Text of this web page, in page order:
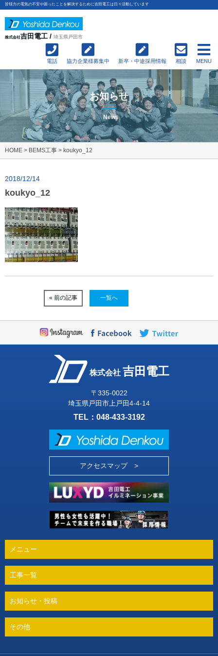
皆様方の電気の不安や困ったことを解決するために吉田電工は日々活動しています
株式会社吉田電工 / 埼玉県戸田市
電話 協力企業様募集中 新卒・中途採用情報 相談 MENU
お知らせ
News
HOME > BEMS工事 > koukyo_12
2018/12/14
koukyo_12
« 前の記事 一覧へ
株式会社 吉田電工
〒335-0022
埼玉県戸田市上戸田4-4-14
TEL： 048-433-3192
アクセスマップ >
メニュー
工事一覧
お知らせ・投稿
その他